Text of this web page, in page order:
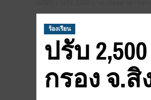
ร้องเรียน
ปรับ
กรอง จ.สิ